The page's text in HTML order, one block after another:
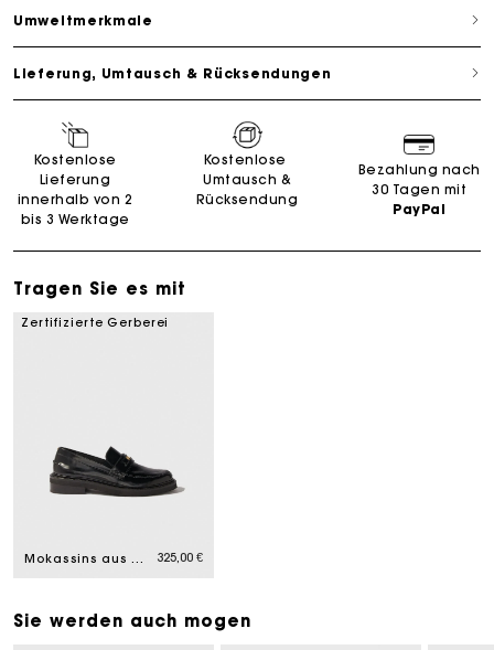
Umweltmerkmale
Lieferung, Umtausch & Rücksendungen
Kostenlose
Lieferung
innerhalb von 2
bis 3 Werktage
Kostenlose
Umtausch &
Rücksendung
Bezahlung nach
30 Tagen mit
PayPal
Tragen Sie es mit
Zertifizierte Gerberei
Mokassins aus Leder 325,00 €
Sie werden auch mogen